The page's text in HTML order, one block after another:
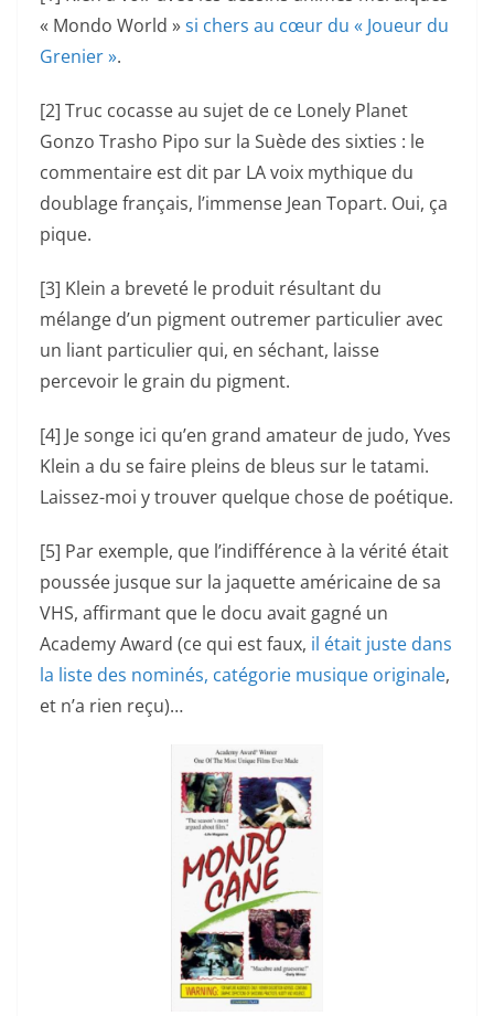
« Mondo World »si chers au cœur du « Joueur du
Grenier ».
[2] Truc cocasse au sujet de ce Lonely Planet
Gonzo Trasho Pipo sur la Suède des sixties : le
commentaire est dit par LA voix mythique du
doublage français, l’immense Jean Topart. Oui, ça
pique.
[3] Klein a breveté le produit résultant du
mélange d’un pigment outremer particulier avec
un liant particulier qui, en séchant, laisse
percevoir le grain du pigment.
[4] Je songe ici qu’en grand amateur de judo, Yves
Klein a du se faire pleins de bleus sur le tatami.
Laissez-moi y trouver quelque chose de poétique.
[5] Par exemple, que l’indifférence à la vérité était
poussée jusque sur la jaquette américaine de sa
VHS, affirmant que le docu avait gagné un
Academy Award (ce qui est faux, il était juste dans
la liste des nominés, catégorie musique originale,
et n’a rien reçu)…